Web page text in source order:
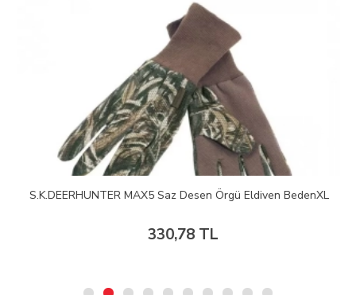
S.K.DEERHUNTER MAX5 Saz Desen Örgü Eldiven BedenXL
330,78 TL